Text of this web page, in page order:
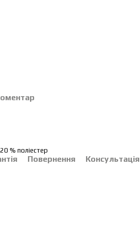
% поліестер
Повернення Консультація